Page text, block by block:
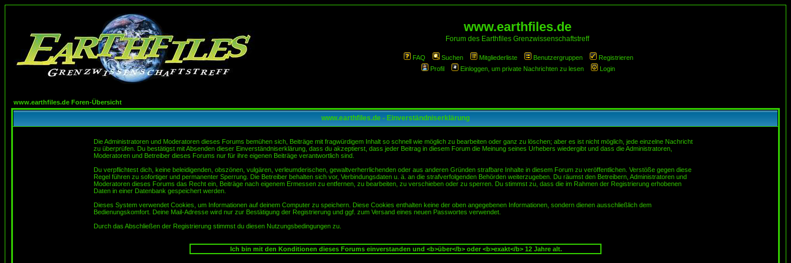
www.earthfiles.de
Forum des Earthfiles Grenzwissenschaftstreff
FAQ Suchen Mitgliederliste Benutzergruppen
Registrieren
Profil
Einloggen, um private Nachrichten zu lesen Login
www.earthfiles.de Foren-Übersicht
www.earthfiles.de - Einverständniserklärung
Die Administratoren und Moderatoren dieses Forums bemühen sich, Beiträge mit fragwürdigem Inhalt so schnell wie möglich zu bearbeiten oder ganz zu löschen; aber es ist nicht möglich, jede einzelne Nachricht
zu überprüfen. Du bestätigst mit Absenden dieser Einverständniserklärung, dass du akzeptierst, dass jeder Beitrag in diesem Forum die Meinung seines Urhebers wiedergibt und dass die Administratoren,
Moderatoren und Betreiber dieses Forums nur für ihre eigenen Beiträge verantwortlich sind.
Du verpflichtest dich, keine beleidigenden, obszönen, vulgären, verleumderischen, gewaltverherrlichenden oder aus anderen Gründen strafbare Inhalte in diesem Forum zu veröffentlichen. Verstöße gegen diese
Regel führen zu sofortiger und permanenter Sperrung. Die Betreiber behalten sich vor, Verbindungsdaten u. ä. an die strafverfolgenden Behörden weiterzugeben. Du räumst den Betreibern, Administratoren und
Moderatoren dieses Forums das Recht ein, Beiträge nach eigenem Ermessen zu entfernen, zu bearbeiten, zu verschieben oder zu sperren. Du stimmst zu, dass die im Rahmen der Registrierung erhobenen
Daten in einer Datenbank gespeichert werden.
Dieses System verwendet Cookies, um Informationen auf deinem Computer zu speichern. Diese Cookies enthalten keine der oben angegebenen Informationen, sondern dienen ausschließlich dem
Bedienungskomfort. Deine Mail-Adresse wird nur zur Bestätigung der Registrierung und ggf. zum Versand eines neuen Passwortes verwendet.
Durch das Abschließen der Registrierung stimmst du diesen Nutzungsbedingungen zu.